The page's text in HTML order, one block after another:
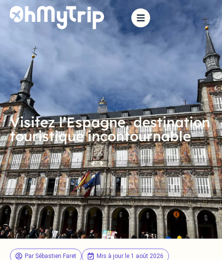
Visitez l’Espagne, destination
touristique incontournable
Par Sébastien Faret Mis à jour le 1 août 2026